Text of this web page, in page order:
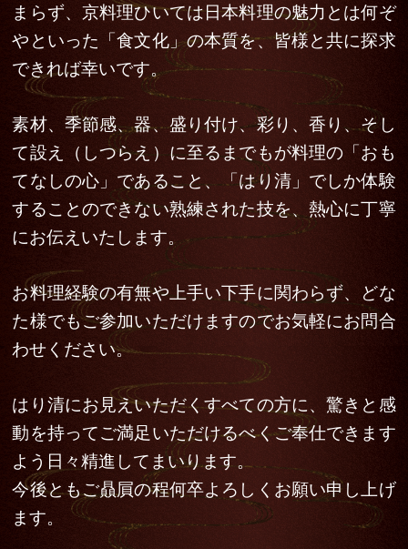
まらず、京料理ひいては日本料理の魅力とは何ぞ
やといった「食文化」の本質を、皆様と共に探求
できれば幸いです。
素材、季節感、器、盛り付け、彩り、香り、そし
て設え（しつらえ）に至るまでもが料理の「おも
てなしの心」であること、「はり清」でしか体験
することのできない熟練された技を、熱心に丁寧
にお伝えいたします。
お料理経験の有無や上手い下手に関わらず、どな
た様でもご参加いただけますのでお気軽にお問合
わせください。
はり清にお見えいただくすべての方に、驚きと感
動を持ってご満足いただけるべくご奉仕できます
よう日々精進してまいります。
今後ともご贔屓の程何卒よろしくお願い申し上げ
ます。